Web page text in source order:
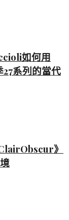
如何用
27系列的當代
》